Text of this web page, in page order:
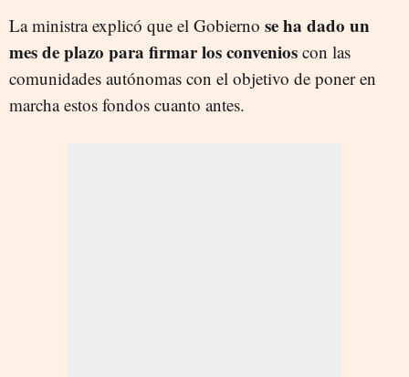
La ministra explicó que el Gobierno se ha dado un
mes de plazo para firmar los convenios con las
comunidades autónomas con el objetivo de poner en
marcha estos fondos cuanto antes.